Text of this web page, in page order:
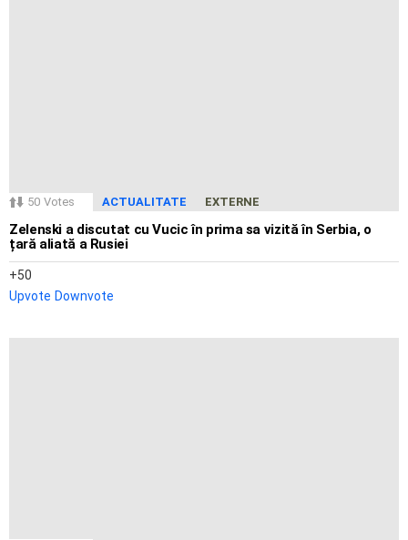
50 Votes ACTUALITATE EXTERNE
Zelenski a discutat cu Vucic în prima sa vizită în Serbia, o
țară aliată a Rusiei
50
Upvote Downvote